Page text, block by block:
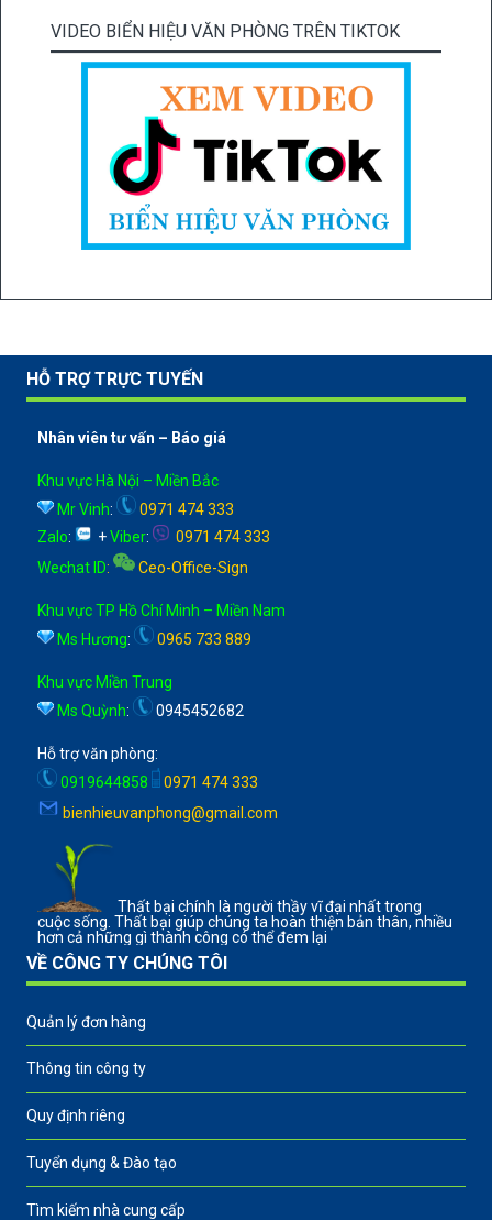
VIDEO BIỂN HIỆU VĂN PHÒNG TRÊN TIKTOK
HỖ TRỢ TRỰC TUYẾN
Nhân viên tư vấn – Báo giá
Khu vực Hà Nội – Miền Bắc
Mr Vinh:
0971 474 333
Zalo: +Viber:
0971 474 333
Wechat ID: Ceo-Office-Sign
Khu vực TP Hồ Chí Minh – Miền Nam
Ms Hương: 0965 733 889
Khu vực Miền Trung
Ms Quỳnh: 0945452682
Hỗ trợ văn phòng:
0919644858
0971 474 333
bienhieuvanphong@gmail.com
Thất bại chính là người thầy vĩ đại nhất trong
cuộc sống. Thất bại giúp chúng ta hoàn thiện bản thân, nhiều
hơn cả những gì thành công có thể đem lại
VỀ CÔNG TY CHÚNG TÔI
Quản lý đơn hàng
Thông tin công ty
Quy định riêng
Tuyển dụng & Đào tạo
Tìm kiếm nhà cung cấp